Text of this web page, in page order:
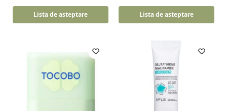
Lista de asteptare Lista de asteptare